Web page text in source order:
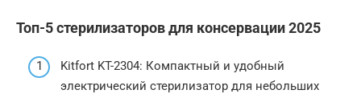
Топ-5 стерилизаторов для консервации 2025
Kitfort KT-2304: Компактный и удобный
электрический стерилизатор для небольших